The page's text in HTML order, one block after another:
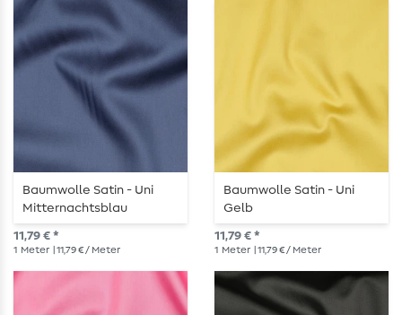
Baumwolle Satin - Uni
Mitternachtsblau
11,79 € *
1 Meter | 11,79 € / Meter
Baumwolle Satin - Uni
Gelb
11,79 € *
1 Meter | 11,79 € / Meter